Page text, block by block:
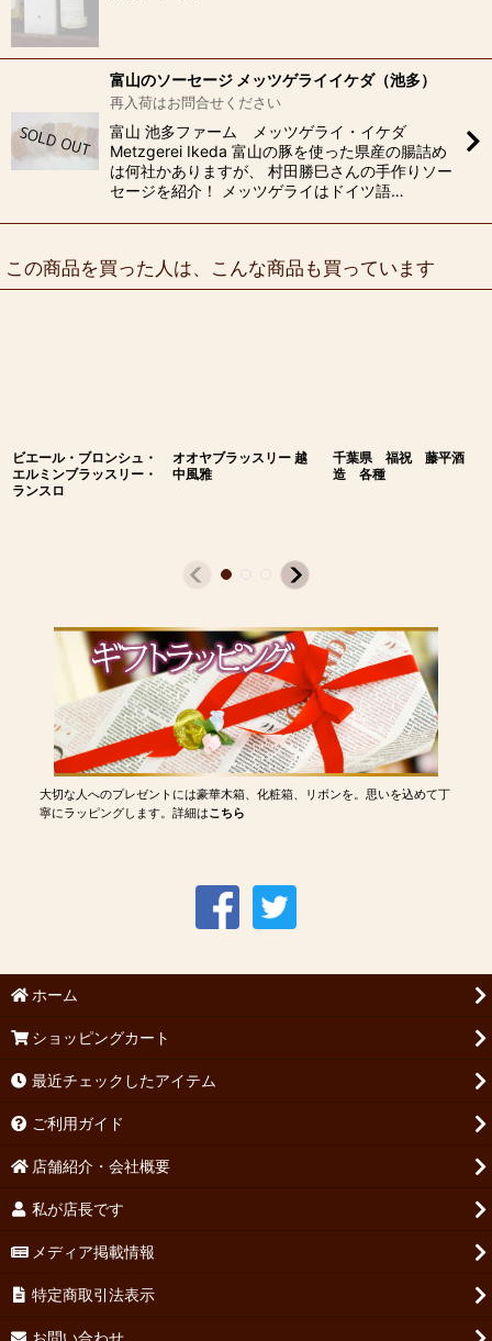
富山のソーセージ メッツゲライイケダ（池多）
再入荷はお問合せください
富山 池多ファーム メッツゲライ・イケダ
Metzgerei Ikeda 富山の豚を使った県産の腸詰め
は何社かありますが、 村田勝巳さんの手作りソー
セージを紹介！ メッツゲライはドイツ語…
この商品を買った人は、こんな商品も買っています
ビエール・ブロンシュ・
エルミンブラッスリー・
ランスロ
オオヤブラッスリー 越
中風雅
千葉県 福祝 藤平酒
造 各種
大切な人へのプレゼントには豪華木箱、化粧箱、リボンを。思いを込めて丁
寧にラッピングします。詳細はこちら
ホーム
ショッピングカート
最近チェックしたアイテム
ご利用ガイド
店舗紹介・会社概要
私が店長です
メディア掲載情報
特定商取引法表示